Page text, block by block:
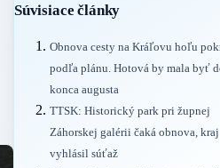
Súvisiace články
Obnova cesty na Kráľovu hoľu
podľa plánu. Hotová by mala byť
konca augusta
TTSK: Historický park pri župnej
Záhorskej galérii čaká obnova, kraj
vyhlásil súťaž